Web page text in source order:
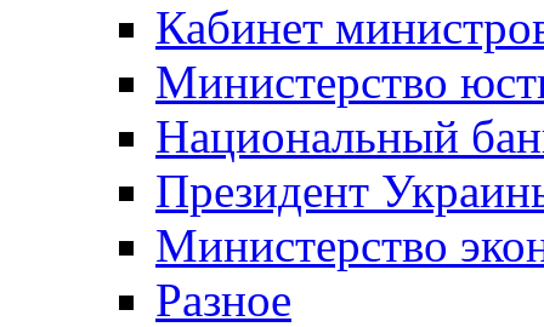
Кабинет
Министерство
Национальный
Президент
Министерство
Разное